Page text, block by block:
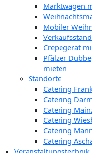
Marktwagen
Mobiler
Crepegerät
Pfälzer
mieten
Standorte
Catering
Catering
Catering
Catering
Catering
Catering
Veranstaltungstechnik